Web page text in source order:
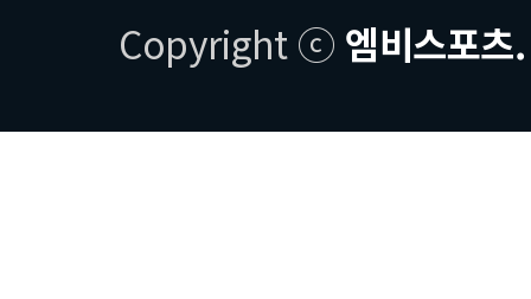
Copyright ⓒ 엠비스포츠.